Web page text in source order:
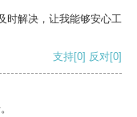
时解决，让我能够安心工
支持[0] 反对[0]